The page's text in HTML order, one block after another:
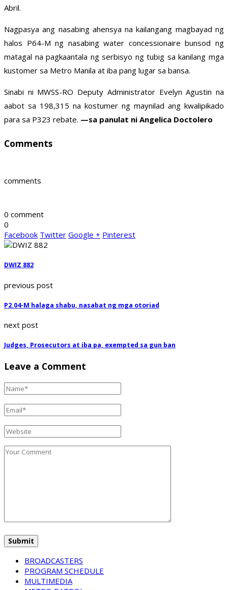
Abril.
Nagpasya ang nasabing ahensya na kailangang magbayad ng
halos P64-M ng nasabing water concessionaire bunsod ng
matagal na pagkaantala ng serbisyo ng tubig sa kanilang mga
kustomer sa Metro Manila at iba pang lugar sa bansa.
Sinabi ni MWSS-RO Deputy Administrator Evelyn Agustin na
aabot sa 198,315 na kostumer ng maynilad ang kwalipikado
para sa P323 rebate. —sa panulat ni Angelica Doctolero
Comments
comments
0 comment
0
Facebook Twitter Google + Pinterest
DWIZ 882
previous post
P2.04-M halaga shabu, nasabat ng mga otoriad
next post
Judges, Prosecutors at iba pa, exempted sa gun ban
Leave a Comment
BROADCASTERS
PROGRAM SCHEDULE
MULTIMEDIA